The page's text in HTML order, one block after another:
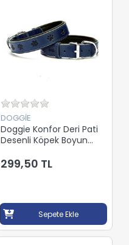
DOGGİE
Doggie Konfor Deri Pati
Desenli Köpek Boyun
50Cm
SBT3036MROYALBLUE
299,50 TL
Sepete Ekle